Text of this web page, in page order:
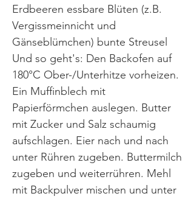
Erdbeeren essbare Blüten (z.B.
Vergissmeinnicht und
Gänseblümchen) bunte Streusel
Und so geht's: Den Backofen auf
180°C Ober-/Unterhitze vorheizen.
Ein Muffinblech mit
Papierförmchen auslegen. Butter
mit Zucker und Salz schaumig
aufschlagen. Eier nach und nach
unter Rühren zugeben. Buttermilch
zugeben und weiterrühren. Mehl
mit Backpulver mischen und unter